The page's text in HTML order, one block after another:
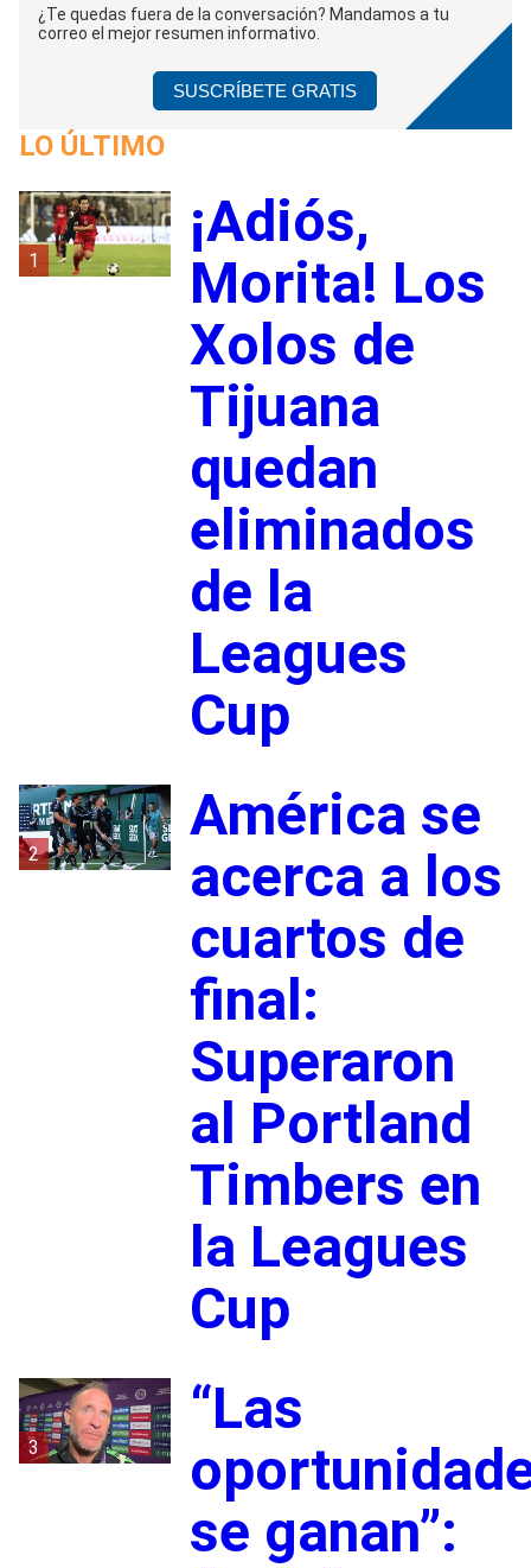
¿Te quedas fuera de la conversación? Mandamos a tu
correo el mejor resumen informativo.
SUSCRÍBETE GRATIS
LO ÚLTIMO
1
¡Adiós,
Morita! Los
Xolos de
Tijuana
quedan
eliminados
de la
Leagues
Cup
2
América se
acerca a los
cuartos de
final:
Superaron
al Portland
Timbers en
la Leagues
Cup
3
“Las
se ganan”: